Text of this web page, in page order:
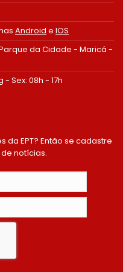
Android e IOS
Parque da Cidade - Maricá -
Sex: 08h - 17h
EPT? Então se cadastre
notícias.